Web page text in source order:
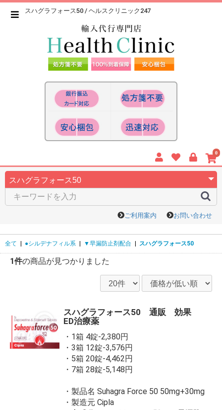
スハグラフォース50 / ヘルスクリニック247
0
ご利用案内 お問い合わせ
全て ●シルデナフィル系 ▼早漏防止剤配合 スハグラフォース50
1件の商品が見つかりました
スハグラフォース50 通販 効果
ED治療薬
・1箱 4錠-2,380円
・3箱 12錠-3,576円
・5箱 20錠-4,462円
・7箱 28錠-5,148円
・製品名 Suhagra Force 50 50mg+30mg
・製造元 Cipla